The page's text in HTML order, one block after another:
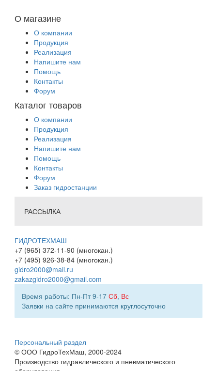
О магазине
О компании
Продукция
Реализация
Напишите нам
Помощь
Контакты
Форум
Каталог товаров
О компании
Продукция
Реализация
Напишите нам
Помощь
Контакты
Форум
Заказ гидростанции
РАССЫЛКА
ГИДРОТЕХМАШ
+7 (965) 372-11-90 (многокан.)
+7 (495) 926-38-84 (многокан.)
gidro2000@mail.ru
zakazgidro2000@gmail.com
Время работы: Пн-Пт 9-17 Сб, Вс
Заявки на сайте принимаются круглосуточно
Персональный раздел
© ООО ГидроТехМаш, 2000-2024
Производство гидравлического и пневматического